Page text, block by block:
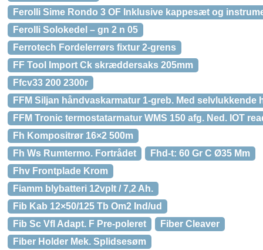
Ferolli Sime Rondo 3 OF Inklusive kappesæt og
Ferolli Solokedel – gn 2 n 05
Ferrotech Fordelerrørs fixtur 2-grens
FF Tool Import Ck skræddersaks 205mm
Ffcv33 200 2300r
FFM Siljan håndvaskarmatur 1-greb. Med selvlukkende
FFM Tronic termostatarmatur WMS 150 afg. Ned. IOT
Fh Kompositrør 16×2 500m
Fh Ws Rumtermo. Fortrådet
Fhd-t: 60 Gr C Ø35 Mm
Fhv Frontplade Krom
Fiamm blybatteri 12vplt / 7,2 Ah.
Fib Kab 12×50/125 Tb Om2 Ind/ud
Fib Sc Vfl Adapt. F Pre-poleret
Fiber Cleaver
Fiber Holder Mek. Splidsesøm